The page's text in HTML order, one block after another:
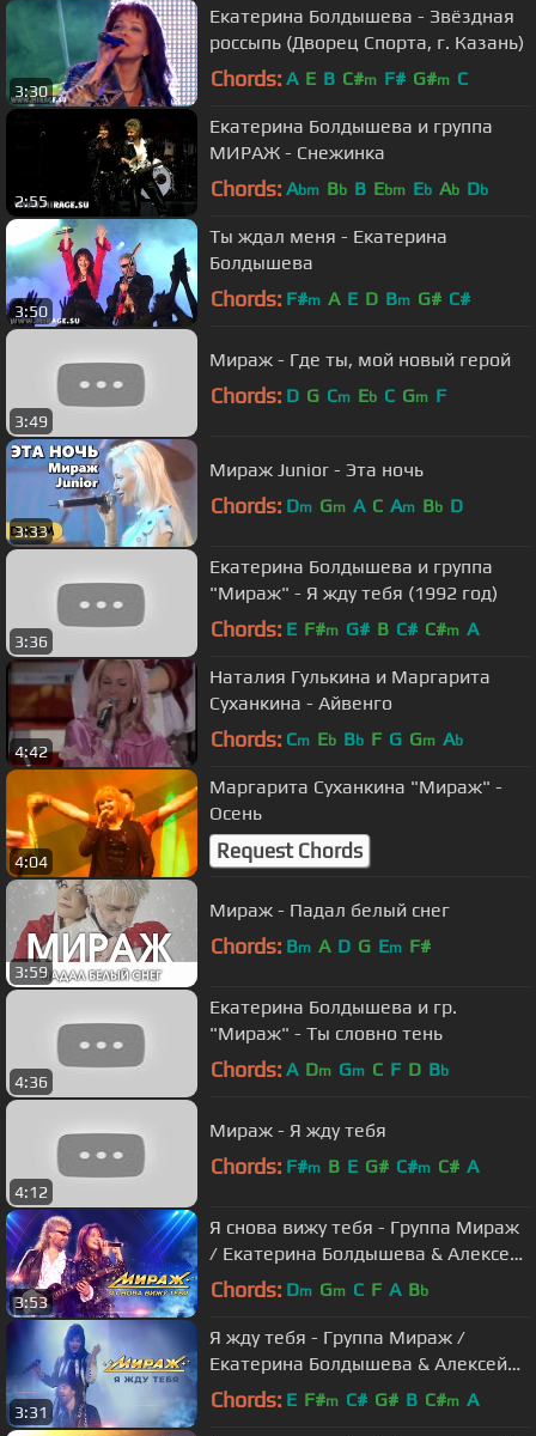
3:30
Екатерина Болдышева - Звёздная
россыпь (Дворец Спорта, г. Казань)
Chords: A E B C#m F# G#m C
2:55
Екатерина Болдышева и группа
МИРАЖ - Снежинка
Chords: Abm Bb B Ebm Eb Ab Db
3:50
Ты ждал меня - Екатерина
Болдышева
Chords: F#m A E D Bm G# C#
3:49
Мираж - Где ты, мой новый герой
Chords: D G Cm Eb C Gm F
3:33
Мираж Junior - Эта ночь
Chords: Dm Gm A C Am Bb D
3:36
Екатерина Болдышева и группа
"Мираж" - Я жду тебя (1992 год)
Chords: E F#m G# B C# C#m A
4:42
Наталия Гулькина и Маргарита
Суханкина - Айвенго
Chords: Cm Eb Bb F G Gm Ab
4:04
Маргарита Суханкина "Мираж" -
Осень
Request Chords
3:59
Мираж - Падал белый снег
Chords: Bm A D G Em F#
4:36
Екатерина Болдышева и гр.
"Мираж" - Ты словно тень
Chords: A Dm Gm C F D Bb
4:12
Мираж - Я жду тебя
Chords: F#m B E G# C#m C# A
3:53
Я снова вижу тебя - Группа Мираж
/ Екатерина Болдышева & Алексей
Горбашов
Chords: Dm Gm C F A Bb
3:31
Я жду тебя - Группа Мираж /
Екатерина Болдышева & Алексей
Горбашов (1992 г.)
Chords: E F#m C# G# B C#m A